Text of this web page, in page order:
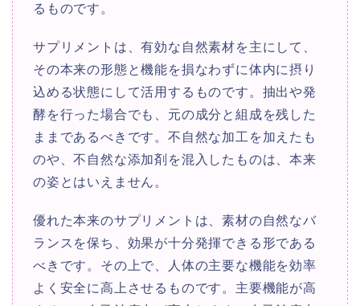
るものです。
サプリメントは、有効な自然素材を主にして、
その本来の形態と機能を損なわずに体内に摂り
込める状態にして活用するものです。抽出や発
酵を行った場合でも、元の成分と組成を残した
ままであるべきです。不自然な加工を加えたも
のや、不自然な添加剤を混入したものは、本来
の姿とはいえません。
優れた本来のサプリメントは、素材の自然なバ
ランスを保ち、効果が十分発揮できる形である
べきです。その上で、人体の主要な機能を効率
よく安全に高上させるものです。主要機能が高